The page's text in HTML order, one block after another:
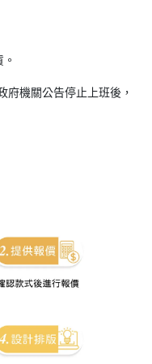
機關公告停止上班後，